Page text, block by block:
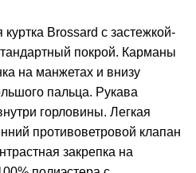
Brossard с застежкой-
покрой. Карманы
на манжетах и внизу
пальца. Рукава
горловины. Легкая
противоветровой клапан
закрепка на